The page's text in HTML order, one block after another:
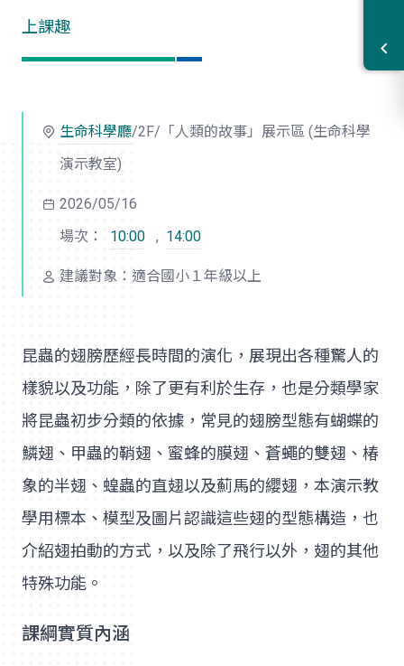
上課趣
生命科學廳/2F/「人類的故事」展示區 (生命科學
演示教室)
2026/05/16
場次：
10:00 , 14:00
建議對象：適合國小１年級以上
昆蟲的翅膀歷經長時間的演化，展現出各種驚人的
樣貌以及功能，除了更有利於生存，也是分類學家
將昆蟲初步分類的依據，常見的翅膀型態有蝴蝶的
鱗翅、甲蟲的鞘翅、蜜蜂的膜翅、蒼蠅的雙翅、椿
象的半翅、蝗蟲的直翅以及薊馬的纓翅，本演示教
學用標本、模型及圖片認識這些翅的型態構造，也
介紹翅拍動的方式，以及除了飛行以外，翅的其他
特殊功能。
課綱實質內涵